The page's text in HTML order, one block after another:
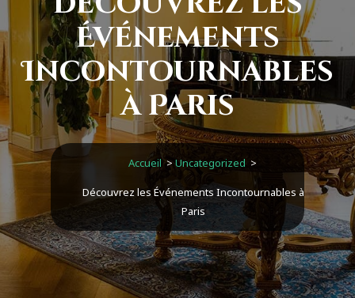
Événements
Incontournables
à Paris
Accueil> Uncategorized >
Découvrez les Événements Incontournables à
Paris